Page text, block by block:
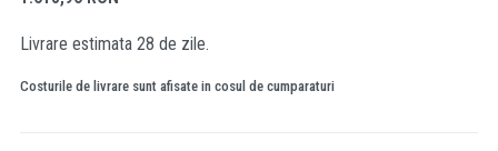
Livrare estimata 28 de zile.
Costurile de livrare sunt afisate in cosul de cumparaturi